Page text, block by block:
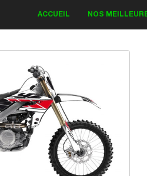
ACCUEIL NOS
KIT DECO KAWASAKI
Bud Monster 2018